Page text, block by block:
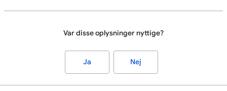
Var disse oplysninger nyttige?
Ja Nej